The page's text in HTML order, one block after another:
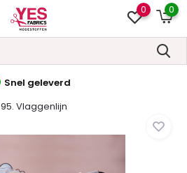
0 0
Hoge kwaliteit
95. Vlaggenlijn